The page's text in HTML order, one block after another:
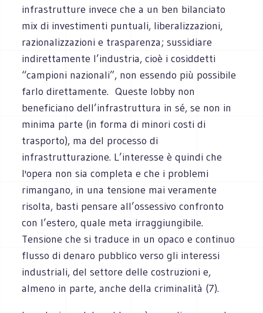
infrastrutture invece che a un ben bilanciato
mix di investimenti puntuali, liberalizzazioni,
razionalizzazioni e trasparenza; sussidiare
indirettamente l’industria, cioè i cosiddetti
“campioni nazionali”, non essendo più possibile
farlo direttamente. Queste lobby non
beneficiano dell’infrastruttura in sé, se non in
minima parte (in forma di minori costi di
trasporto), ma del processo di
infrastrutturazione. L’interesse è quindi che
l'opera non sia completa e che i problemi
rimangano, in una tensione mai veramente
risolta, basti pensare all’ossessivo confronto
con l’estero, quale meta irraggiungibile.
Tensione che si traduce in un opaco e continuo
flusso di denaro pubblico verso gli interessi
industriali, del settore delle costruzioni e,
almeno in parte, anche della criminalità (7).